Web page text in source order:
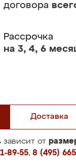
договора
Рассрочка
на 3, 4, 6
Доставка
зависит от
89-55, 8 (495)